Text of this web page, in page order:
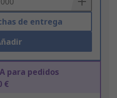
de entrega
para pedidos
€